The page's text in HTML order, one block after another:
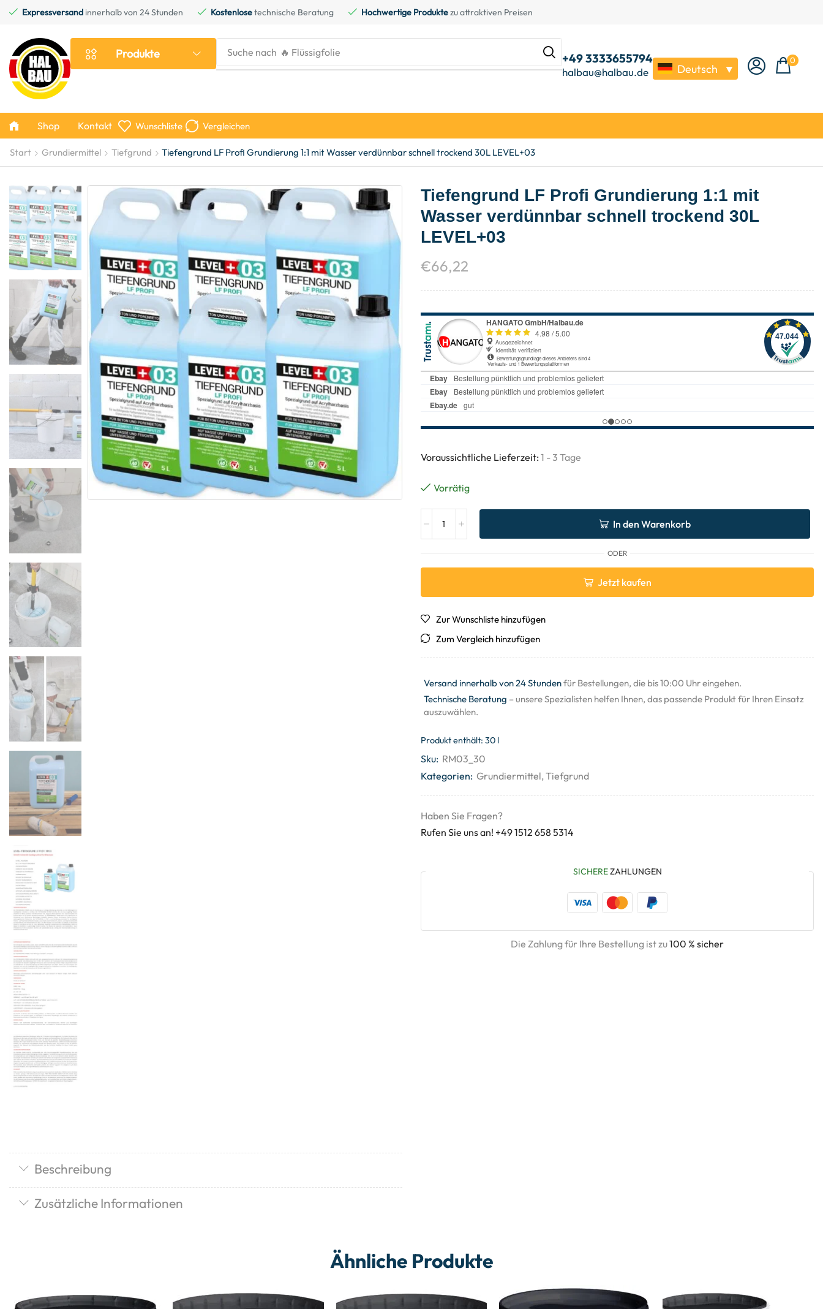
Expressversand innerhalb von 24 Stunden Kostenlosetechnische Beratung Hochwertige Produktezu attraktiven Preisen
Produkte Suche nach 🔥 Kreidefarbe +49 3333655794
halbau@halbau.de Deutsch ▼
0
Shop Kontakt Wunschliste Vergleichen
Start Grundiermittel Tiefgrund Tiefengrund LF Profi Grundierung 1:1 mit Wasser verdünnbar schnell trockend 30L LEVEL+03
Beschreibung
Zusätzliche Informationen
Tiefengrund LF Profi Grundierung 1:1 mit
Wasser verdünnbar schnell trockend 30L
LEVEL+03
€66,22
Voraussichtliche Lieferzeit: 1 - 3 Tage
Vorrätig
In den Warenkorb
ODER
Jetzt kaufen
Zur Wunschliste hinzufügen
Zum Vergleich hinzufügen
Versand innerhalb von 24 Stundenfür Bestellungen, die bis 10:00 Uhr eingehen.
Technische Beratung – unsere Spezialisten helfen Ihnen, das passende Produkt für Ihren Einsatz
auszuwählen.
Produkt enthält: 30 l
Sku: RM03_30
Kategorien: Grundiermittel,Tiefgrund
Haben Sie Fragen?
Rufen Sie uns an! +49 1512 658 5314
SICHEREZAHLUNGEN
Die Zahlung für Ihre Bestellung ist zu100 % sicher
Ähnliche Produkte